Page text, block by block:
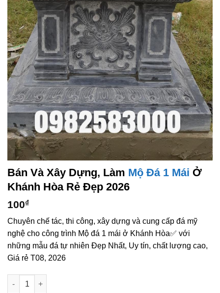
Bán Và Xây Dựng, Làm Mộ Đá 1 Mái Ở
Khánh Hòa Rẻ Đẹp 2026
100₫
Chuyên chế tác, thi công, xây dựng và cung cấp đá mỹ
nghệ cho công trình Mộ đá 1 mái ở Khánh Hòa✅ với
những mẫu đá tự nhiên Đẹp Nhất, Uy tín, chất lượng cao,
Giá rẻ T08, 2026
Bán và xây dựng, làm Mộ đá 1 mái ở Khánh Hòa rẻ đẹp số